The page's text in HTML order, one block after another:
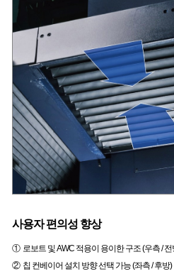
사용자 편의성 향상
① 로보트 및 AWC 적용이 용이한 구조 (우측 / 전
② 칩 컨베이어 설치 방향 선택 가능 (좌측 / 후방)